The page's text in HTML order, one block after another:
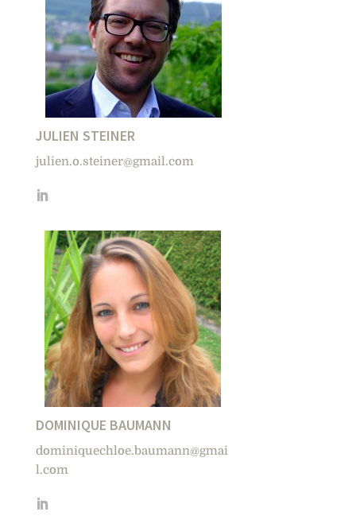
JULIEN STEINER
julien.o.steiner@gmail.com
DOMINIQUE BAUMANN
dominiquechloe.baumann@gmai
l.com